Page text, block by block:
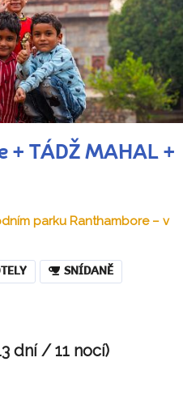
+ TÁDŽ MAHAL +
parku Ranthambore – v
SNÍDANĚ
dní / 11 nocí)